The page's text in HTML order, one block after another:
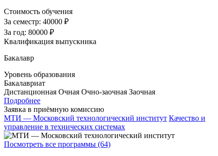
Стоимость обучения
За семестр: 40000 ₽
За год: 80000 ₽
Квалификация выпускника
Бакалавр
Уровень образования
Бакалавриат
Дистанционная Очная Очно-заочная Заочная
Подробнее
Заявка в приёмную комиссию
МТИ — Московский технологический институт Качество и
управление в технических системах
Посмотреть все программы (64)